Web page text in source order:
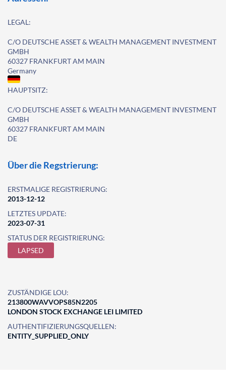
LEGAL:
C/O DEUTSCHE ASSET & WEALTH MANAGEMENT INVESTMENT
GMBH
60327 FRANKFURT AM MAIN
Germany
HAUPTSITZ:
C/O DEUTSCHE ASSET & WEALTH MANAGEMENT INVESTMENT
GMBH
60327 FRANKFURT AM MAIN
DE
Über die Regstrierung:
ERSTMALIGE REGISTRIERUNG:
2013-12-12
LETZTES UPDATE:
2023-07-31
STATUS DER REGISTRIERUNG:
LAPSED
ZUSTÄNDIGE LOU:
213800WAVVOPS85N2205
LONDON STOCK EXCHANGE LEI LIMITED
AUTHENTIFIZIERUNGSQUELLEN:
ENTITY_SUPPLIED_ONLY